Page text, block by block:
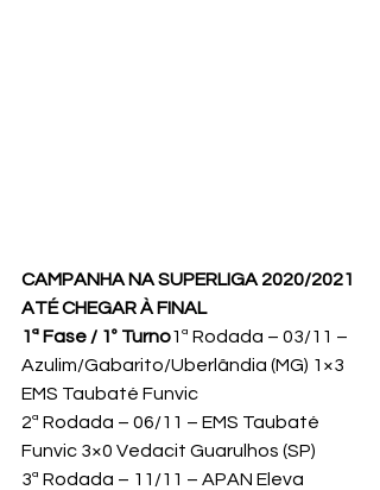
CAMPANHA NA SUPERLIGA 2020/2021
ATÉ CHEGAR À FINAL
1ª Fase / 1º Turno1ª Rodada – 03/11 –
Azulim/Gabarito/Uberlândia (MG) 1×3
EMS Taubaté Funvic
2ª Rodada – 06/11 – EMS Taubaté
Funvic 3×0 Vedacit Guarulhos (SP)
3ª Rodada – 11/11 – APAN Eleva